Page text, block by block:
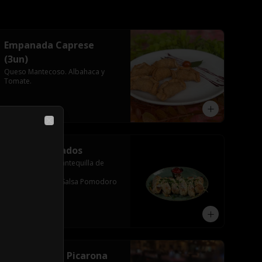
Empanada Caprese
(3un)
Queso Mantecoso. Albahaca y
Tomate.
$5.990
Palitos Trufados
6 Unidades ,En Mantequilla de
Trufa,Mozzarella,Salsa Pomodoro
Tabla Nonna Picarona